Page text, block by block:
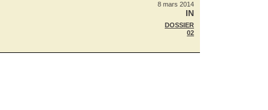
8 mars 2014
IN
DOSSIER
02